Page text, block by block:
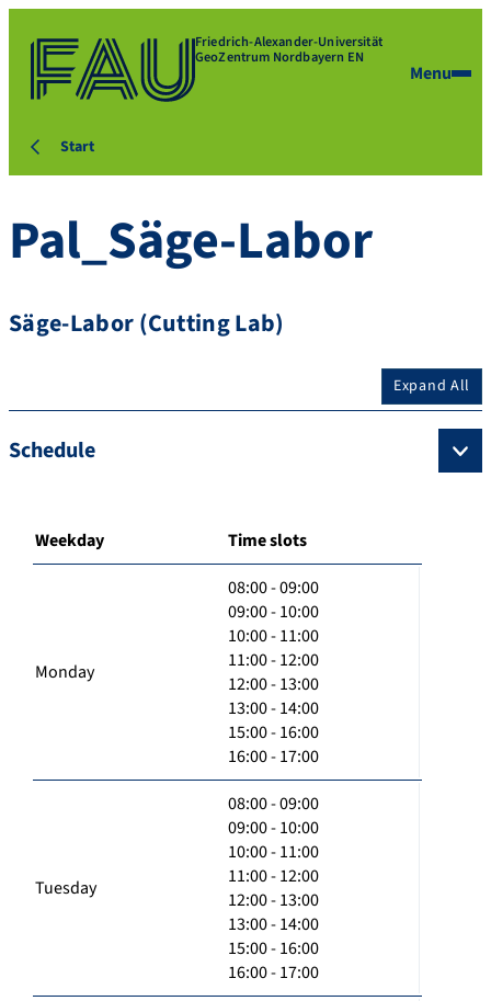
Friedrich-Alexander-Universität
GeoZentrum Nordbayern EN
Menu
Start
Pal_Säge-Labor
Säge-Labor (Cutting Lab)
Expand All
Schedule
Weekday Time slots
Monday
08:00 - 09:00
09:00 - 10:00
10:00 - 11:00
11:00 - 12:00
12:00 - 13:00
13:00 - 14:00
15:00 - 16:00
16:00 - 17:00
Tuesday
08:00 - 09:00
09:00 - 10:00
10:00 - 11:00
11:00 - 12:00
12:00 - 13:00
13:00 - 14:00
15:00 - 16:00
16:00 - 17:00